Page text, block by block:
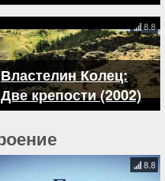
Властелин Колец:
Две крепости (2002)
8.8
8.8